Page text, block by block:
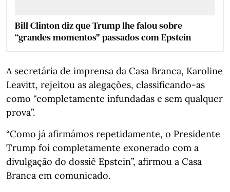
Bill Clinton diz que Trump lhe falou sobre
“grandes momentos" passados com Epstein
A secretária de imprensa da Casa Branca, Karoline
Leavitt, rejeitou as alegações, classificando-as
como “completamente infundadas e sem qualquer
prova”.
“Como já afirmámos repetidamente, o Presidente
Trump foi completamente exonerado com a
divulgação do dossiê Epstein”, afirmou a Casa
Branca em comunicado.